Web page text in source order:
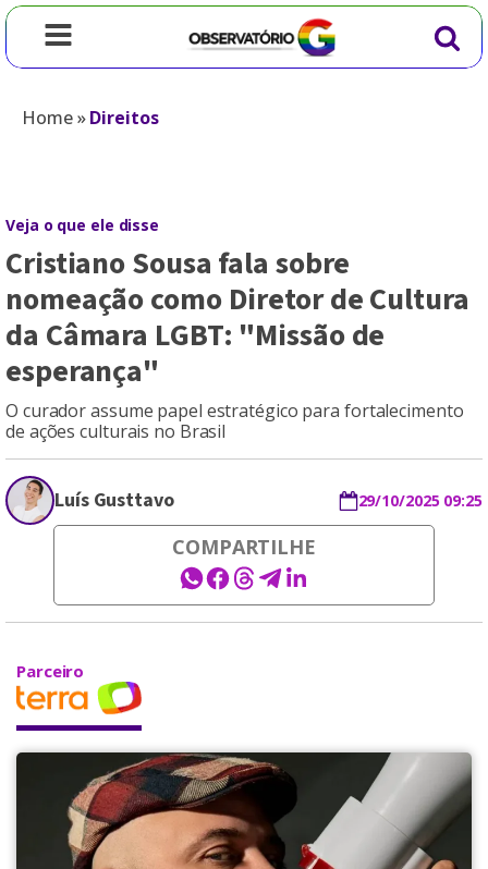
Home»Direitos
Veja o que ele disse
Cristiano Sousa fala sobre
nomeação como Diretor de Cultura
da Câmara LGBT: "Missão de
esperança"
O curador assume papel estratégico para fortalecimento
de ações culturais no Brasil
Luís Gusttavo 29/10/2025 09:25
COMPARTILHE
Parceiro